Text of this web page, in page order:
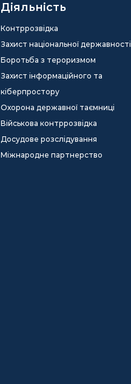
Діяльність
Контррозвідка
Захист національної державності
Боротьба з тероризмом
Захист інформаційного та
кіберпростору
Охорона державної таємниці
Військова контррозвідка
Досудове розслідування
Міжнародне партнерство